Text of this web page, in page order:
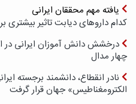
یافته مهم محققان ایرانی
کدام داروهای دیابت تاثیر
درخشش دانش آموزان ایرانی
چهار مدال
نادر انقطاع، دانشمند برجسته
الکترومغناطیس» جهان قرار گرفت